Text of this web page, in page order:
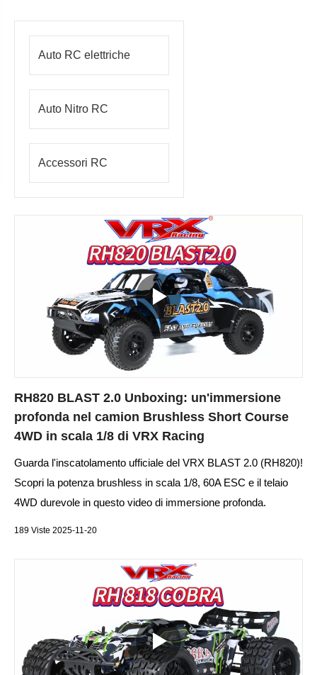
Auto RC elettriche
Auto Nitro RC
Accessori RC
RH820 BLAST 2.0 Unboxing: un'immersione
profonda nel camion Brushless Short Course
4WD in scala 1/8 di VRX Racing
Guarda l'inscatolamento ufficiale del VRX BLAST 2.0 (RH820)!
Scopri la potenza brushless in scala 1/8, 60A ESC e il telaio
4WD durevole in questo video di immersione profonda.
189 Viste 2025-11-20